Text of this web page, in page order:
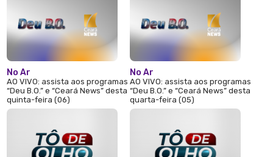
No Ar
AO VIVO: assista aos programas
“Deu B.O.” e “Ceará News” desta
quinta-feira (06)
No Ar
AO VIVO: assista aos programas
“Deu B.O.” e “Ceará News” desta
quarta-feira (05)